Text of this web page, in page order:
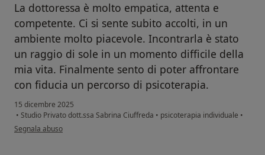
La dottoressa è molto empatica, attenta e
competente. Ci si sente subito accolti, in un
ambiente molto piacevole. Incontrarla è stato
un raggio di sole in un momento difficile della
mia vita. Finalmente sento di poter affrontare
con fiducia un percorso di psicoterapia.
15 dicembre 2025
• Studio Privato dott.ssa Sabrina Ciuffreda • psicoterapia individuale •
secondo l'opinione dell'utente AC
Segnala abuso